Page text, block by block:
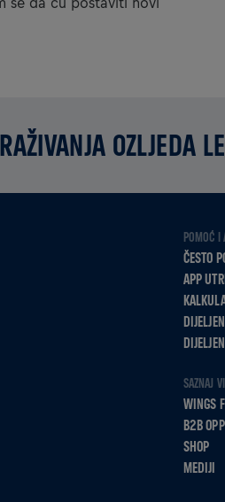
OZLJEDA
POMOĆ I
ČESTO
APP
SAZNAJ
WINGS
B2B
SHOP
MEDIJI